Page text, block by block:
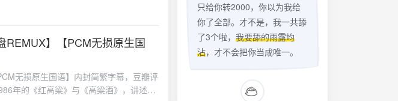
疑氛围《罪证子弹3》的悬疑氛围贯穿
也置身于电影的情境之中。动作场面影
过精心编排，每一幕都令人血脉贲张。
道德的边界。莱诺和阿列斯基之间的恩怨
考。影片通过细腻的情感描写，让观众
》的故事发生在前两部的几年后，莱诺
观众带入一个充满悬疑和紧张的世界。
慧和意志的对抗。视觉效果影片采用了
晰可见。无论是枪战场景的激烈，还是
影和剪辑技术也相当出色，为观众带来了
点，莱诺的扮演者在情感表达上非常到
REMUX】【PCM无损原生国
无损原生国语】内封简繁字幕，豆瓣评
年的《红高粱》与《高粱酒》，讲述了
只给你转2000，你以为我给
你了全部。才不是，我一共舔
了3个啦， 我要舔的雨露均
沾，才不会把你当成唯一。